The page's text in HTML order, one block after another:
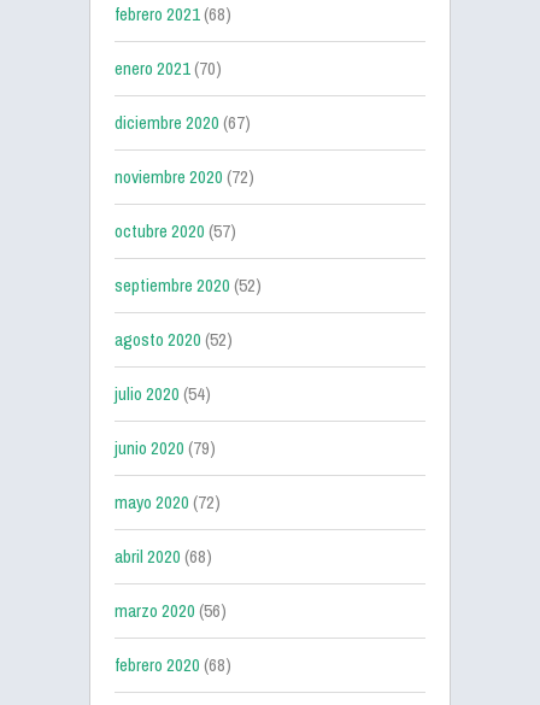
febrero 2021(68)
enero 2021(70)
diciembre 2020(67)
noviembre 2020(72)
octubre 2020(57)
septiembre 2020(52)
agosto 2020(52)
julio 2020(54)
junio 2020(79)
mayo 2020(72)
abril 2020(68)
marzo 2020(56)
febrero 2020(68)